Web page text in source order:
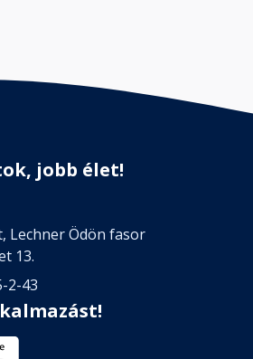
jobb élet!
Lechner Ödön fasor
13.
2-43